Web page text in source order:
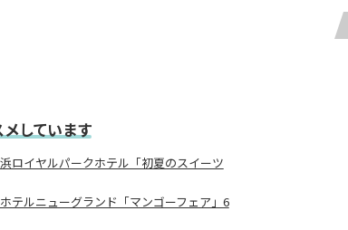
しています
ロイヤルパークホテル「初夏のスイーツ
テルニューグランド「マンゴーフェア」6